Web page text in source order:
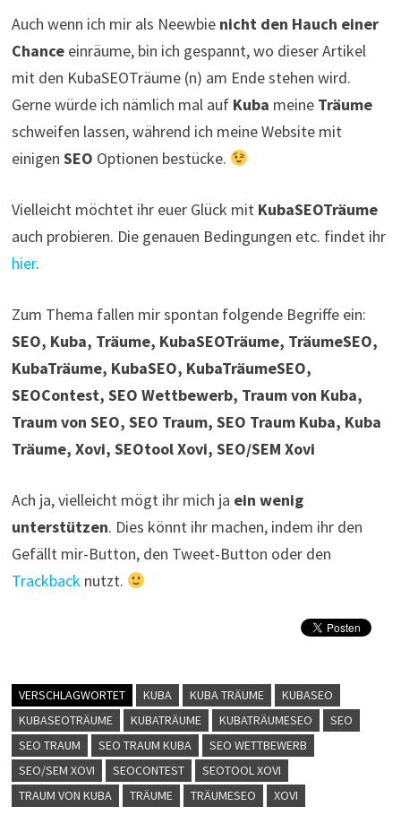
Auch wenn ich mir als Neewbie nicht den Hauch einer
Chanceeinräume, bin ich gespannt, wo dieser Artikel
mit den KubaSEOTräume (n) am Ende stehen wird.
Gerne würde ich nämlich mal auf Kuba meine Träume
schweifen lassen, während ich meine Website mit
einigen SEO Optionen bestücke.
Vielleicht möchtet ihr euer Glück mit KubaSEOTräume
auch probieren. Die genauen Bedingungen etc. findet ihr
hier.
Zum Thema fallen mir spontan folgende Begriffe ein:
SEO, Kuba, Träume, KubaSEOTräume, TräumeSEO,
KubaTräume, KubaSEO, KubaTräumeSEO,
SEOContest, SEO Wettbewerb, Traum von Kuba,
Traum von SEO, SEO Traum, SEO Traum Kuba, Kuba
Träume, Xovi, SEOtool Xovi, SEO/SEM Xovi
Ach ja, vielleicht mögt ihr mich ja ein wenig
unterstützen. Dies könnt ihr machen, indem ihr den
Gefällt mir-Button, den Tweet-Button oder den
Trackbacknutzt.
VERSCHLAGWORTET KUBA KUBA TRÄUME
KUBASEO
KUBASEOTRÄUME
KUBATRÄUME KUBATRÄUMESEO
SEO
SEO TRAUM
SEO TRAUM KUBA
SEO WETTBEWERB
SEO/SEM XOVI
SEOCONTEST
SEOTOOL XOVI
TRAUM VON KUBA
TRÄUME TRÄUMESEO XOVI